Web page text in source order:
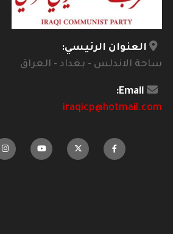
العنوان الرئيسي:
ساحة الاندلس - بغداد - العراق
Email:
iraqicp@hotmail.com